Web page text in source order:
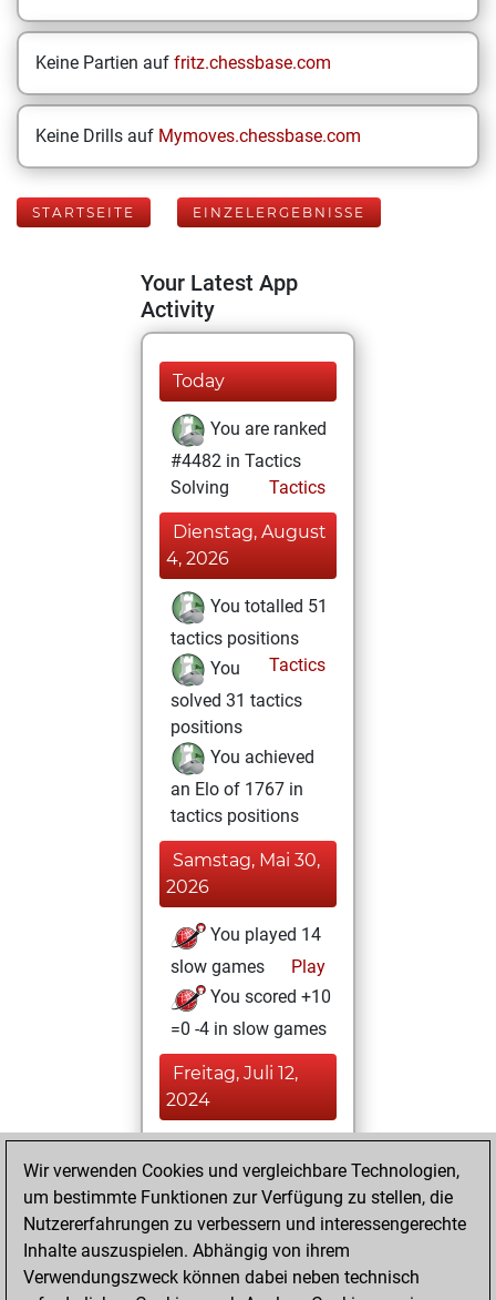
Keine Partien auf fritz.chessbase.com
Keine Drills auf Mymoves.chessbase.com
STARTSEITE EINZELERGEBNISSE
Your Latest App
Activity
Today
You are ranked
#4482 in Tactics
Solving
Tactics
Dienstag, August
4, 2026
You totalled 51
tactics positions
Tactics
You
solved 31 tactics
positions
You achieved
an Elo of 1767 in
tactics positions
Samstag, Mai 30,
2026
You played 14
slow games
Play
You scored +10
=0 -4 in slow games
Freitag, Juli 12,
2024
You played 180
bullet games
Play
You scored
+114 =4 -62 in bullet
Montag, Juli 8,
Wir verwenden Cookies und vergleichbare Technologien,
um bestimmte Funktionen zur Verfügung zu stellen, die
Nutzererfahrungen zu verbessern und interessengerechte
Inhalte auszuspielen. Abhängig von ihrem
Verwendungszweck können dabei neben technisch